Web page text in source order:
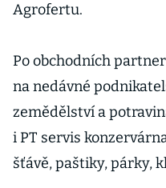
Agrofertu.
Po obchodních
na nedávné
zemědělství a
i PT servis
šťávě, paštiky, párky,